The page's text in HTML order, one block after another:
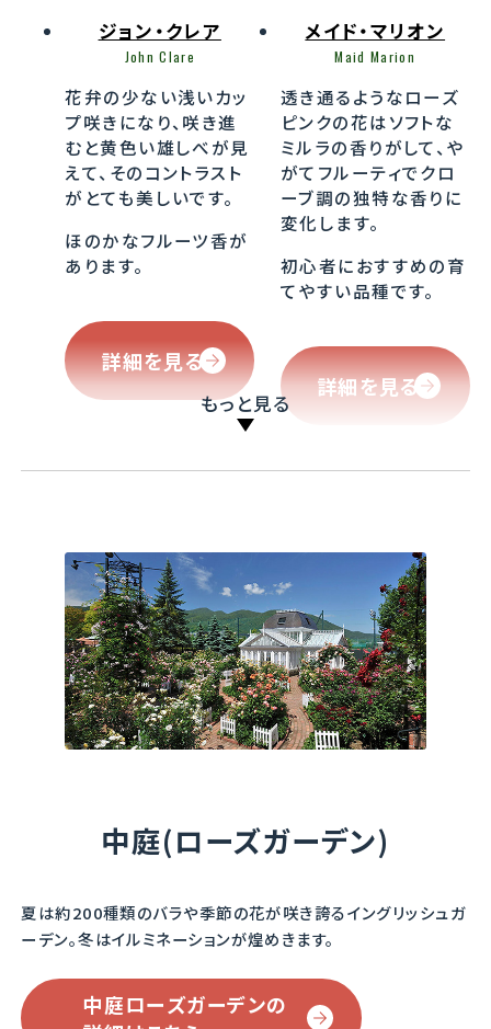
ジョン・クレア
John Clare
花弁の少ない浅いカッ
プ咲きになり、咲き進
むと黄色い雄しべが見
えて、そのコントラスト
がとても美しいです。
ほのかなフルーツ香が
あります。
詳細を見る
メイド・マリオン
Maid Marion
透き通るようなローズ
ピンクの花はソフトな
ミルラの香りがして、や
がてフルーティでクロ
ーブ調の独特な香りに
変化します。
初心者におすすめの育
てやすい品種です。
詳細を見る
ガートルード・ジェキ
ル
Gertrude Jekyll
ーチに誘引されていま
トゲは多いですが、よく
伸び、香りもよく、濃い
ピンクは遠くからでも
目立ちます。
他のバラより一足先に
ノーブル・アントニー
Noble Antony
素敵な色のマゼンタ・
なんだかノスタルジッ
クな雰囲気を醸し出し
コンパクトなので鉢栽
培にも向いています。
濃厚なオールドローズ
の香りがあります。
もっと見る
中庭(ローズガーデン)
夏は約200種類のバラや季節の花が咲き誇るイングリッシュガ
ーデン。冬はイルミネーションが煌めきます。
中庭ローズガーデンの